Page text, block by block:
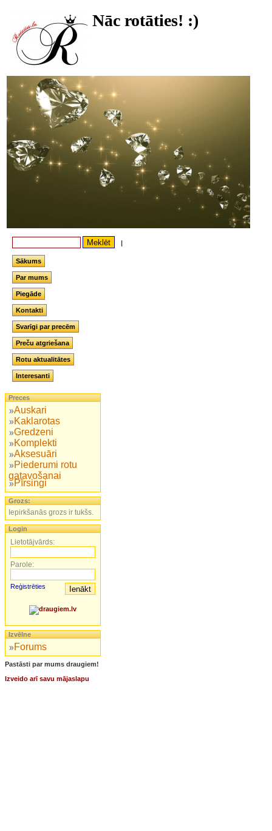
Nāc rotāties! :)
|
Sākums
Par mums
Piegāde
Kontakti
Svarīgi par precēm
Preču atgriešana
Rotu aktualitātes
Interesanti
Preces
Auskari
Kaklarotas
Gredzeni
Komplekti
Aksesuāri
Piederumi rotu
gatavošanai
Pīrsingi
Grozs:
Iepirkšanās grozs ir tukšs.
Login
Lietotājvārds:
Parole:
Reģistrēties
Izvēlne
Forums
Pastāsti par mums draugiem!
Izveido arī savu mājaslapu